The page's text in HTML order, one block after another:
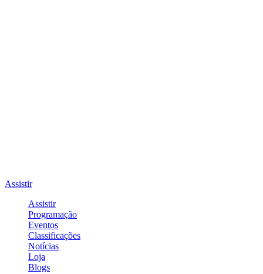
Assistir
Assistir
Programação
Eventos
Classificações
Notícias
Loja
Blogs